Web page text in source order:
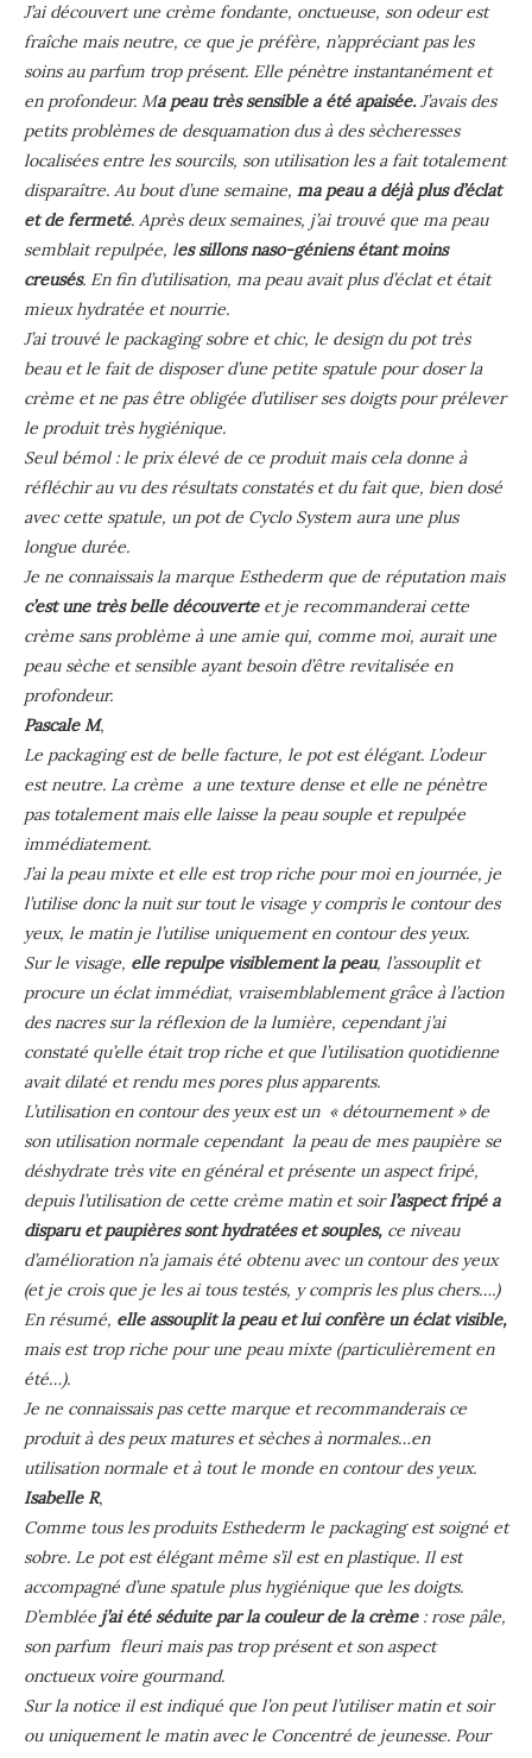
J’ai découvert une crème fondante, onctueuse, son odeur est
fraîche mais neutre, ce que je préfère, n’appréciant pas les
soins au parfum trop présent. Elle pénètre instantanément et
en profondeur. Ma peau très sensible a été apaisée.J’avais des
petits problèmes de desquamation dus à des sècheresses
localisées entre les sourcils, son utilisation les a fait totalement
disparaître. Au bout d’une semaine, ma peau a déjà plus d’éclat
et de fermeté. Après deux semaines, j’ai trouvé que ma peau
semblait repulpée, les sillons naso-géniens étant moins
creusés. En fin d’utilisation, ma peau avait plus d’éclat et était
mieux hydratée et nourrie.
J’ai trouvé le packaging sobre et chic, le design du pot très
beau et le fait de disposer d’une petite spatule pour doser la
crème et ne pas être obligée d’utiliser ses doigts pour prélever
le produit très hygiénique.
Seul bémol : le prix élevé de ce produit mais cela donne à
réfléchir au vu des résultats constatés et du fait que, bien dosé
avec cette spatule, un pot de Cyclo System aura une plus
longue durée.
Je ne connaissais la marque Esthederm que de réputation mais
c’est une très belle découverteet je recommanderai cette
crème sans problème à une amie qui, comme moi, aurait une
peau sèche et sensible ayant besoin d’être revitalisée en
profondeur.
Pascale M,
Le packaging est de belle facture, le pot est élégant. L’odeur
est neutre. La crème a une texture dense et elle ne pénètre
pas totalement mais elle laisse la peau souple et repulpée
immédiatement.
J’ai la peau mixte et elle est trop riche pour moi en journée, je
l’utilise donc la nuit sur tout le visage y compris le contour des
yeux, le matin je l’utilise uniquement en contour des yeux.
Sur le visage, elle repulpe visiblement la peau, l’assouplit et
procure un éclat immédiat, vraisemblablement grâce à l’action
des nacres sur la réflexion de la lumière, cependant j’ai
constaté qu’elle était trop riche et que l’utilisation quotidienne
avait dilaté et rendu mes pores plus apparents.
L’utilisation en contour des yeux est un « détournement » de
son utilisation normale cependant la peau de mes paupière se
déshydrate très vite en général et présente un aspect fripé,
depuis l’utilisation de cette crème matin et soirl’aspect fripé a
disparu et paupières sont hydratées et souples, ce niveau
d’amélioration n’a jamais été obtenu avec un contour des yeux
(et je crois que je les ai tous testés, y compris les plus chers….)
En résumé, elle assouplit la peau et lui confère un éclat visible,
mais est trop riche pour une peau mixte (particulièrement en
été…).
Je ne connaissais pas cette marque et recommanderais ce
produit à des peux matures et sèches à normales…en
utilisation normale et à tout le monde en contour des yeux.
Isabelle R,
Comme tous les produits Esthederm le packaging est soigné et
sobre. Le pot est élégant même s’il est en plastique. Il est
accompagné d’une spatule plus hygiénique que les doigts.
D’emblée j’ai été séduite par la couleur de la crème: rose pâle,
son parfum fleuri mais pas trop présent et son aspect
onctueux voire gourmand.
Sur la notice il est indiqué que l’on peut l’utiliser matin et soir
ou uniquement le matin avec le Concentré de jeunesse. Pour